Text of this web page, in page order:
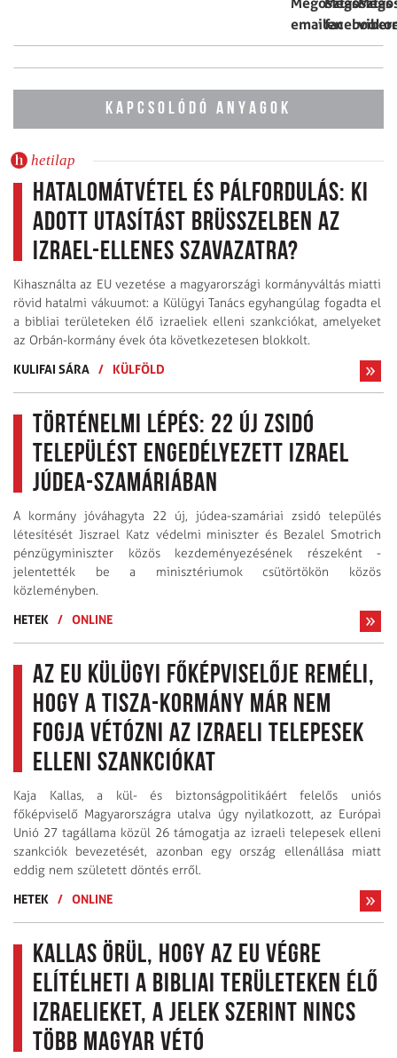
KAPCSOLÓDÓ ANYAGOK
hetilap
Hatalomátvétel és pálfordulás: Ki
adott utasítást Brüsszelben az
Izrael-ellenes szavazatra?
Kihasználta az EU vezetése a magyarországi kormányváltás miatti
rövid hatalmi vákuumot: a Külügyi Tanács egyhangúlag fogadta el
a bibliai területeken élő izraeliek elleni szankciókat, amelyeket
az Orbán-kormány évek óta következetesen blokkolt.
KULIFAI SÁRA / KÜLFÖLD
Történelmi lépés: 22 új zsidó
települést engedélyezett Izrael
Júdea-Szamáriában
A kormány jóváhagyta 22 új, júdea-szamáriai zsidó település
létesítését Jiszrael Katz védelmi miniszter és Bezalel Smotrich
pénzügyminiszter közös kezdeményezésének részeként -
jelentették be a minisztériumok csütörtökön közös
közleményben.
HETEK
/ ONLINE
Az EU külügyi főképviselője reméli,
hogy a Tisza-kormány már nem
fogja vétózni az izraeli telepesek
elleni szankciókat
Kaja Kallas, a kül- és biztonságpolitikáért felelős uniós
főképviselő Magyarországra utalva úgy nyilatkozott, az Európai
Unió 27 tagállama közül 26 támogatja az izraeli telepesek elleni
szankciók bevezetését, azonban egy ország ellenállása miatt
eddig nem született döntés erről.
HETEK
/ ONLINE
Kallas örül, hogy az EU végre
elítélheti a bibliai területeken élő
izraelieket, a jelek szerint nincs
több magyar vétó